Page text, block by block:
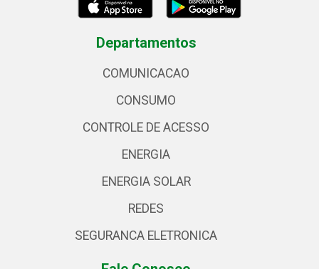
Departamentos
COMUNICACAO
CONSUMO
CONTROLE DE ACESSO
ENERGIA
ENERGIA SOLAR
REDES
SEGURANCA ELETRONICA